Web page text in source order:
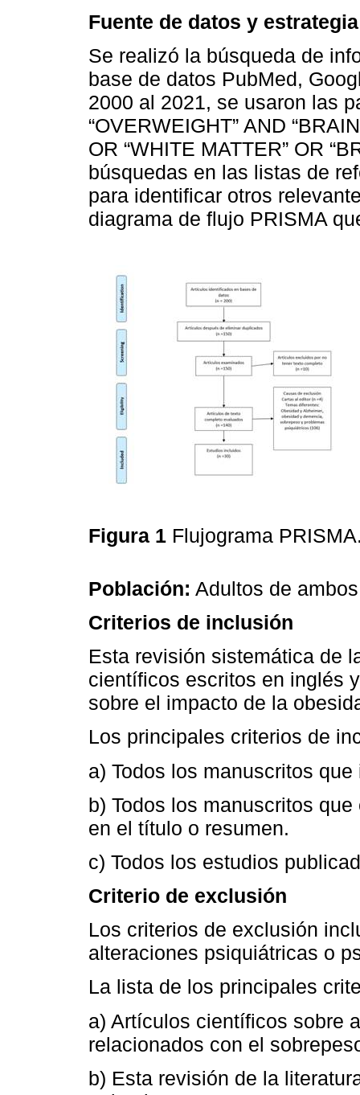
Fuente de datos y
Se realizó la búsqueda de
base de datos PubMed,
2000 al 2021, se usaron las
“OVERWEIGHT” AND
OR “WHITE MATTER” OR
búsquedas en las listas de
para identificar otros
diagrama de flujo PRISMA
Figura 1 Flujograma
Población: Adultos de
Criterios de inclusión
Esta revisión sistemática de
científicos escritos en inglés
sobre el impacto de la
Los principales criterios de
a) Todos los manuscritos
b) Todos los manuscritos
en el título o resumen.
c) Todos los estudios
Criterio de exclusión
Los criterios de exclusión
alteraciones psiquiátricas o
La lista de los principales
a) Artículos científicos sobre
relacionados con el
b) Esta revisión de la